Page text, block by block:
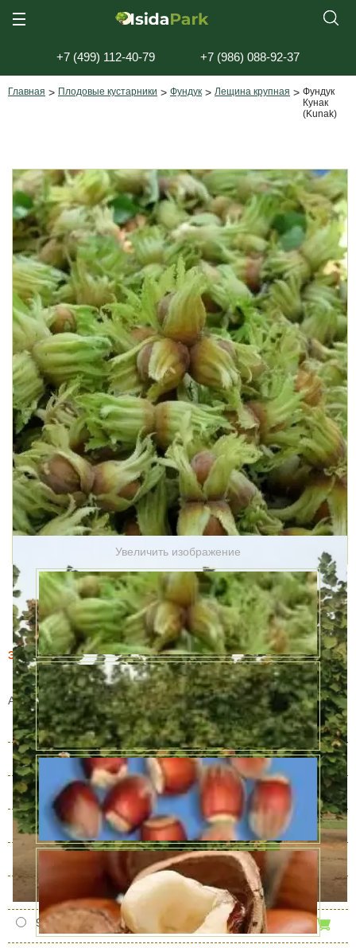
Главная > Плодовые кустарники > Фундук > Лещина крупная > Фундук
Кунак
(Kunak)
Увеличить изображение
Этот товар купили 19 раз за месяц
Фундук Кунак (Kunak)
Артикул:58841
3 года 2000 руб.
В наличии
4 года 2500 руб.
В наличии
5 лет 5000 руб.
В наличии
6 лет 5500 руб.
В наличии
8 лет 9890 руб.
В наличии
9 лет 12470 руб.
В наличии
+7 (499) 112-40-79 +7 (986) 088-92-37